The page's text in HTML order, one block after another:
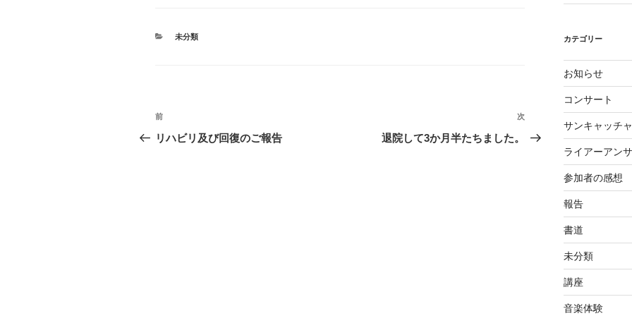
カ
未分類
投
稿
前
の
前
リハビリ及び回復のご報告
次
の
次
退院して3か月半たちました。
カテゴリー
お知らせ
コンサート
サンキャッチ
ライアーアン
参加者の感想
報告
書道
未分類
講座
音楽体験